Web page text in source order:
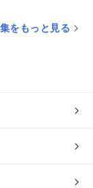
をもっと見る